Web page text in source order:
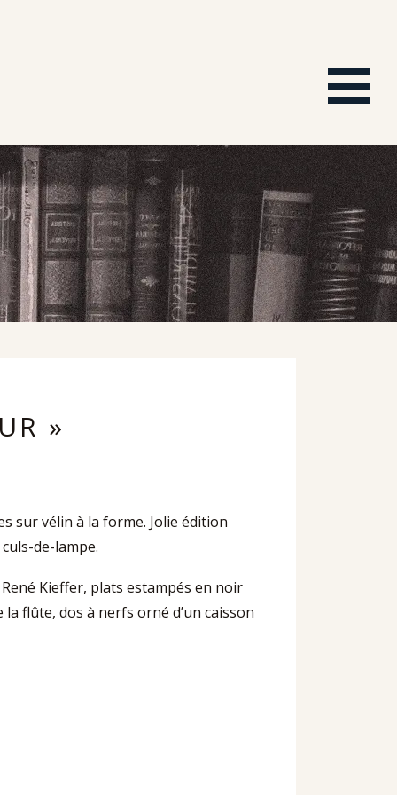
»
sur vélin à la forme. Jolie édition
de-lampe.
Kieffer, plats estampés en noir
flûte, dos à nerfs orné d’un caisson